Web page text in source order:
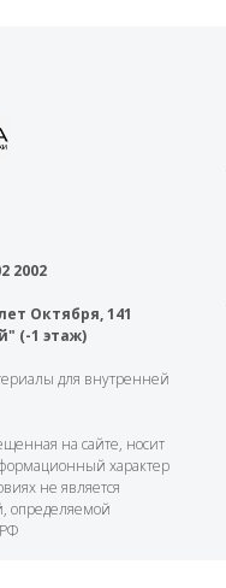
2002
Октября, 141
(-1 этаж)
для внутренней
на сайте, носит
характер
не является
определяемой